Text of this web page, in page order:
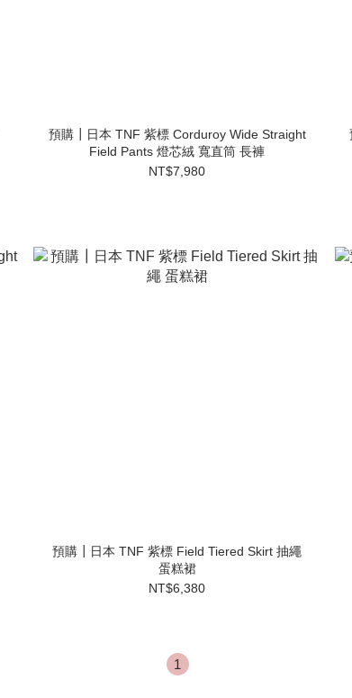
預購┃日本 TNF 紫標 Corduroy Wide Straight
Field Pants 燈芯絨 寬直筒 長褲
NT$7,980
預購┃日本 TNF 紫標 Field Tiered Skirt 抽繩
蛋糕裙
NT$6,380
1